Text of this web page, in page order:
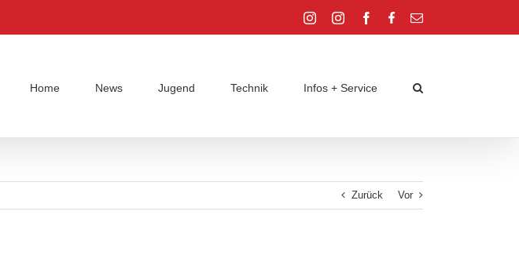
Instagram
Instagram Facebook
Facebook
E-
Home News Jugend Technik Infos + Service
Zurück Vor